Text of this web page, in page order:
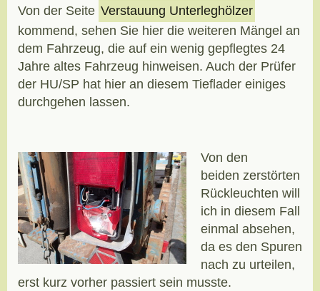
Von der Seite Verstauung Unterleghölzer
kommend, sehen Sie hier die weiteren Mängel an
dem Fahrzeug, die auf ein wenig gepflegtes 24
Jahre altes Fahrzeug hinweisen. Auch der Prüfer
der HU/SP hat hier an diesem Tieflader einiges
durchgehen lassen.
Von den
beiden zerstörten
Rückleuchten will
ich in diesem Fall
einmal absehen,
da es den Spuren
nach zu urteilen,
erst kurz vorher passiert sein musste.